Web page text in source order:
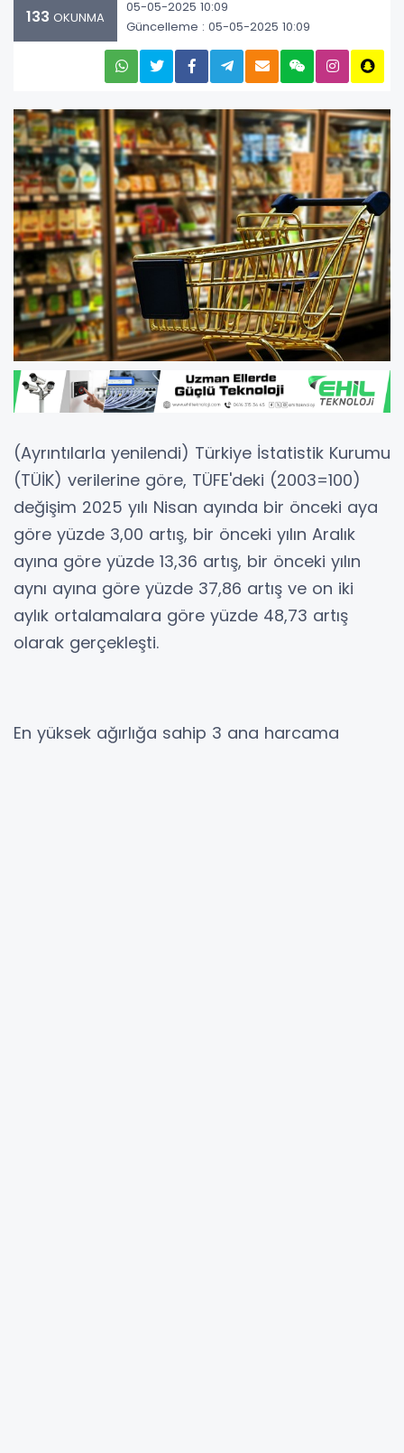
133 OKUNMA
05-05-2025 10:09
Güncelleme : 05-05-2025 10:09
(Ayrıntılarla yenilendi) Türkiye İstatistik Kurumu
(TÜİK) verilerine göre, TÜFE'deki (2003=100)
değişim 2025 yılı Nisan ayında bir önceki aya
göre yüzde 3,00 artış, bir önceki yılın Aralık
ayına göre yüzde 13,36 artış, bir önceki yılın
aynı ayına göre yüzde 37,86 artış ve on iki
aylık ortalamalara göre yüzde 48,73 artış
olarak gerçekleşti.